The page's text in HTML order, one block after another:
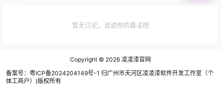
暂无讨论，说说你的看法吧
Copyright © 2026 凌凌漆官网
备案号：粤ICP备2024204149号-1 归广州市天河区凌凌漆软件开发工作室（个
体工商户）)版权所有